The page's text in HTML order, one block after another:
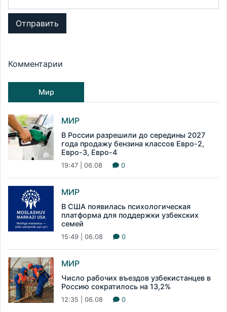
Отправить
Комментарии
Мир
МИР
В России разрешили до середины 2027
года продажу бензина классов Евро-2,
Евро-3, Евро-4
19:47 | 06.08 0
МИР
В США появилась психологическая
платформа для поддержки узбекских
семей
15:49 | 06.08 0
МИР
Число рабочих въездов узбекистанцев в
Россию сократилось на 13,2%
12:35 | 06.08 0